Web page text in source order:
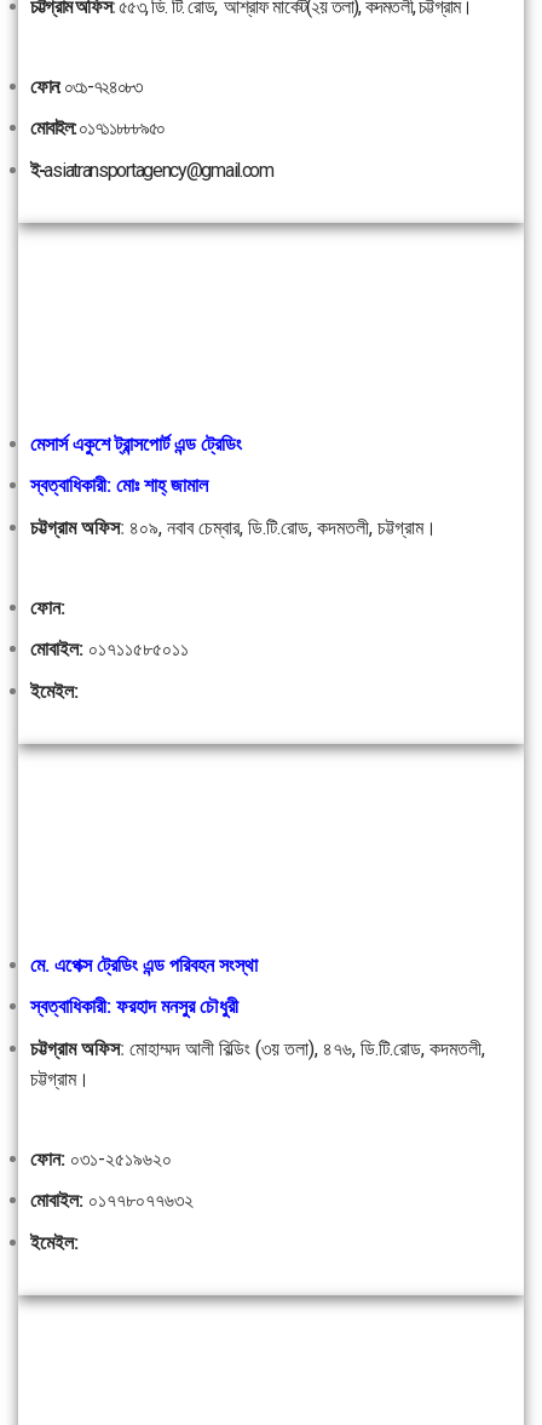
চট্টগ্রাম অফিস:৫৫৩, ডি. টি. রোড, আশ্রাফ মার্কেট(২য় তলা), কদমতলী, চট্টগ্রাম।
ফোন: ০৩১-৭২৪০৮৩
মোবাইল:০১৭১১৮৮৮৯৫০
ই-asiatransportagency@gmail.com
মেসার্স একুশে ট্রান্সপোর্ট এন্ড ট্রেডিং
স্বত্বাধিকারী: মোঃ শাহ্ জামাল
চট্টগ্রাম অফিস: ৪০৯, নবাব চেম্বার, ডি.টি.রোড, কদমতলী, চট্টগ্রাম।
ফোন:
মোবাইল: ০১৭১১৫৮৫০১১
ইমেইল:
মে. এপেক্স ট্রেডিং এন্ড পরিবহন সংস্থা
স্বত্বাধিকারী: ফরহাদ মনসুর চৌধুরী
চট্টগ্রাম অফিস: মোহাম্মদ আলী বিল্ডিং (৩য় তলা), ৪৭৬, ডি.টি.রোড, কদমতলী,
চট্টগ্রাম।
ফোন: ০৩১-২৫১৯৬২০
মোবাইল: ০১৭৭৮০৭৭৬৩২
ইমেইল: